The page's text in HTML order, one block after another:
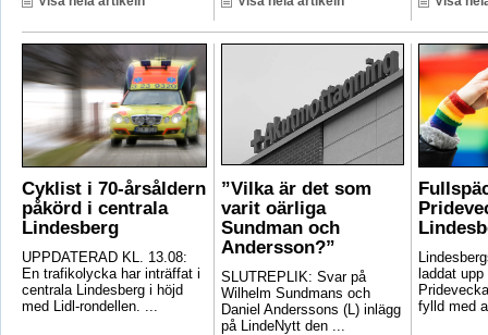
Cyklist i 70-årsåldern
påkörd i centrala
Lindesberg
UPPDATERAD KL. 13.08:
En trafikolycka har inträffat i
centrala Lindesberg i höjd
med Lidl-rondellen. ...
”Vilka är det som
varit oärliga
Sundman och
Andersson?”
SLUTREPLIK: Svar på
Wilhelm Sundmans och
Daniel Anderssons (L) inlägg
på LindeNytt den ...
laddat
fylld med